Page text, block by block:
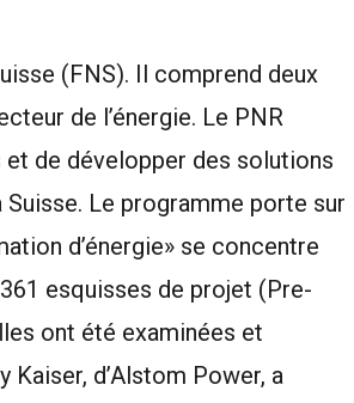
(FNS). Il comprend deux
de l’énergie. Le PNR
et de développer des solutions
Le programme porte sur
d’énergie» se concentre
esquisses de projet (Pre-
ont été examinées et
Kaiser, d’Alstom Power, a